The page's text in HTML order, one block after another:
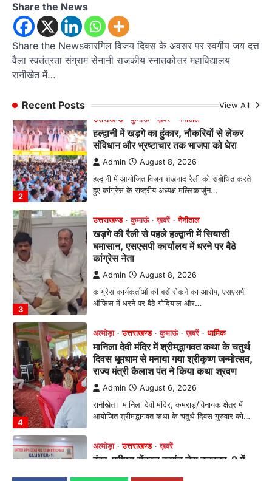
Share the News
Share the Newsकारगिल विजय दिवस के अवसर पर स्वर्गीय जय दत्त
वैला स्वतंत्रता संग्राम सेनानी राजकीय स्नातकोत्तर महाविद्यालय
रानीखेत में…
Recent Posts View All
इंटर-एपीएस सेंट्रल कमांड चेस क्लस्टर-2 में
याग्यिका कुंद्रा ने लहराया परचम, अंडर-14 वर्ग
में हासिल किया प्रथम स्थान
Admin August 8, 2026
2
उत्तराखण्ड कुमाऊं ख़बरें नैनीताल
हल्द्वानी में खड़गे का हुंकार, नौकरियों से लेकर
संविधान और भ्रष्टाचार तक भाजपा को घेरा
Admin August 8, 2026
हल्द्वानी में आयोजित विजय शंखनाद रैली को संबोधित करते
हुए कांग्रेस के राष्ट्रीय अध्यक्ष मल्लिकार्जुन…
3
उत्तराखण्ड कुमाऊं ख़बरें नैनीताल
खड़गे की रैली से पहले हल्द्वानी में सियासी
घमासान, एसएसपी कार्यालय में धरने पर बैठे
कांग्रेस नेता
Admin August 8, 2026
कांग्रेस कार्यकर्ताओं की बसें रोकने का आरोप, एसएसपी
ऑफिस में धरने पर बैठे गोदियाल और…
4
अल्मोड़ा उत्तराखण्ड कुमाऊं ख़बरें धार्मिक
मानिला देवी मंदिर में श्रीमद्भागवत कथा के चतुर्थ
दिवस धूमधाम से मनाया गया श्रीकृष्ण जन्मोत्सव,
राज्य मंत्री कैलाश पंत ने किया कथा श्रवण
Admin August 6, 2026
रानीखेत। मानिला देवी मंदिर, कमराड़/विनायक क्षेत्र में
आयोजित श्रीमद्भागवत कथा के चतुर्थ दिवस गुरुवार को…
अल्मोड़ा उत्तराखण्ड ख़बरें
इंटर-एपीएस सेंट्रल कमांड चेस क्लस्टर-2 में